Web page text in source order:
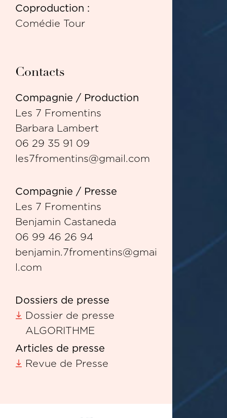
Coproduction :
Comédie Tour
Contacts
Compagnie / Production
Les 7 Fromentins
Barbara Lambert
06 29 35 91 09
les7fromentins@gmail.com
Compagnie / Presse
Les 7 Fromentins
Benjamin Castaneda
06 99 46 26 94
benjamin.7fromentins@gmai
l.com
Dossiers de presse
Dossier de presse
ALGORITHME
Articles de presse
Revue de Presse